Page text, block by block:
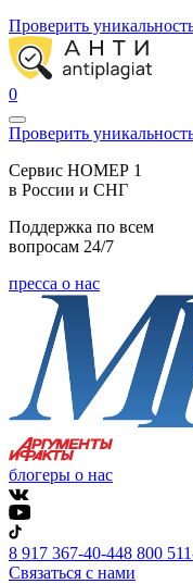
Проверить
0
Проверить
Cервис НОМЕР 1
в России и СНГ
Поддержка по всем
вопросам 24/7
пресса о нас
блогеры о нас
8 917 367-40-448 800
Связаться с нами